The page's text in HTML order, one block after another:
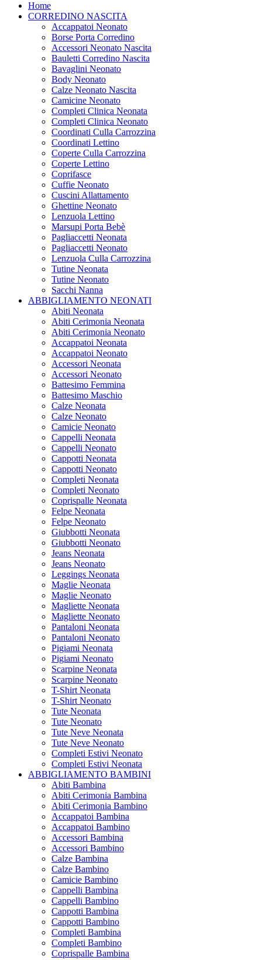
Home
CORREDINO NASCITA
Accappatoi Neonato
Borse Porta Corredino
Accessori Neonato Nascita
Bauletti Corredino Nascita
Bavaglini Neonato
Body Neonato
Calze Neonato Nascita
Camicine Neonato
Completi Clinica Neonata
Completi Clinica Neonato
Coordinati Culla Carrozzina
Coordinati Lettino
Coperte Culla Carrozzina
Coperte Lettino
Coprifasce
Cuffie Neonato
Cuscini Allattamento
Ghettine Neonato
Lenzuola Lettino
Marsupi Porta Bebè
Pagliaccetti Neonata
Pagliaccetti Neonato
Lenzuola Culla Carrozzina
Tutine Neonata
Tutine Neonato
Sacchi Nanna
ABBIGLIAMENTO NEONATI
Abiti Neonata
Abiti Cerimonia Neonata
Abiti Cerimonia Neonato
Accappatoi Neonata
Accappatoi Neonato
Accessori Neonata
Accessori Neonato
Battesimo Femmina
Battesimo Maschio
Calze Neonata
Calze Neonato
Camicie Neonato
Cappelli Neonata
Cappelli Neonato
Cappotti Neonata
Cappotti Neonato
Completi Neonata
Completi Neonato
Coprispalle Neonata
Felpe Neonata
Felpe Neonato
Giubbotti Neonata
Giubbotti Neonato
Jeans Neonata
Jeans Neonato
Leggings Neonata
Maglie Neonata
Maglie Neonato
Magliette Neonata
Magliette Neonato
Pantaloni Neonata
Pantaloni Neonato
Pigiami Neonata
Pigiami Neonato
Scarpine Neonata
Scarpine Neonato
T-Shirt Neonata
T-Shirt Neonato
Tute Neonata
Tute Neonato
Tute Neve Neonata
Tute Neve Neonato
Completi Estivi Neonato
Completi Estivi Neonata
ABBIGLIAMENTO BAMBINI
Abiti Bambina
Abiti Cerimonia Bambina
Abiti Cerimonia Bambino
Accappatoi Bambina
Accappatoi Bambino
Accessori Bambina
Accessori Bambino
Calze Bambina
Calze Bambino
Camicie Bambino
Cappelli Bambina
Cappelli Bambino
Cappotti Bambina
Cappotti Bambino
Completi Bambina
Completi Bambino
Coprispalle Bambina